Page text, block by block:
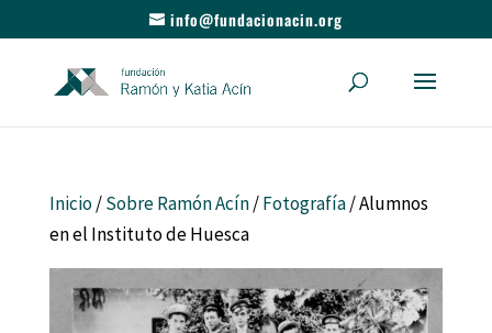
info@fundacionacin.org
Inicio/Sobre Ramón Acín/Fotografía/ Alumnos
en el Instituto de Huesca